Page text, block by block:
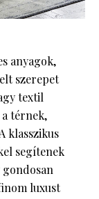
anyagok,
szerepet
textil
térnek,
klasszikus
segítenek
luxust